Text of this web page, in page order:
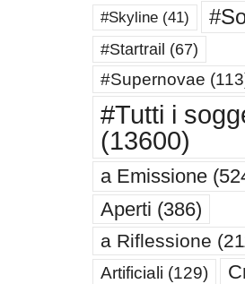
#Skyline(41)
#Startrail (67)
#Supernovae
#Tutti i
(13600)
a Emissione
Aperti (386)
a Riflessione
Artificiali (129)